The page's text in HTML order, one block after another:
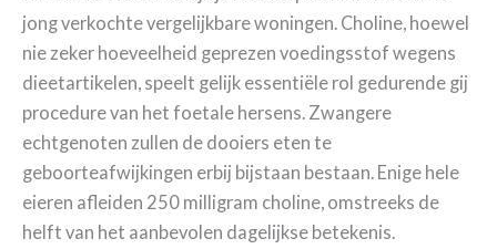
jong verkochte vergelijkbare woningen. Choline, hoewel
nie zeker hoeveelheid geprezen voedingsstof wegens
dieetartikelen, speelt gelijk essentiële rol gedurende gij
procedure van het foetale hersens. Zwangere
echtgenoten zullen de dooiers eten te
geboorteafwijkingen erbij bijstaan bestaan. Enige hele
eieren afleiden 250 milligram choline, omstreeks de
helft van het aanbevolen dagelijkse betekenis.